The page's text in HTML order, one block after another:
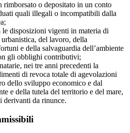
rimborsato o depositato in un conto
quali illegali o incompatibili dalla
disposizioni vigenti in materia di
del lavoro, della
e della salvaguardia dell’ambiente
gli obblighi contributivi;
nei tre anni precedenti la
di revoca totale di agevolazioni
dello sviluppo economico e dal
e della tutela del territorio e del mare,
derivanti da rinunce.